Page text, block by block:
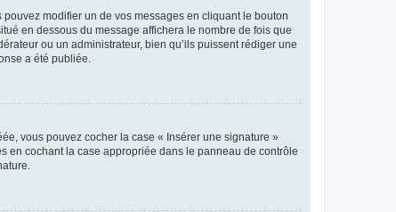
modifier un de vos messages en cliquant le bouton
en dessous du message affichera le nombre de fois que
ou un administrateur, bien qu’ils puissent rédiger une
a été publiée.
vous pouvez cocher la case « Insérer une signature »
en cochant la case appropriée dans le panneau de contrôle